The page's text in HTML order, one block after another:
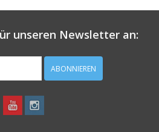
unseren Newsletter an:
ABONNIEREN